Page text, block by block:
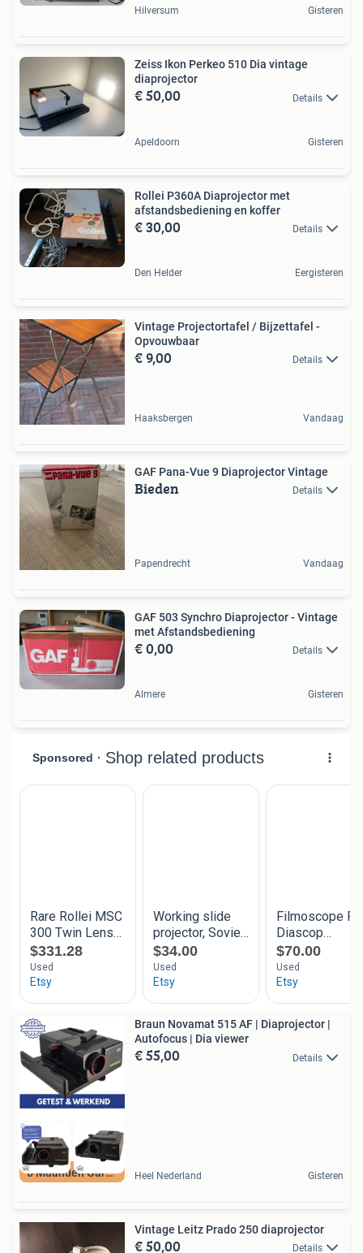
Hilversum Gisteren
Zeiss Ikon Perkeo 510 Dia vintage
diaprojector
€ 50,00 Details
Apeldoorn Gisteren
Rollei P360A Diaprojector met
afstandsbediening en koffer
€ 30,00 Details
Den Helder Eergisteren
Vintage Projectortafel / Bijzettafel -
Opvouwbaar
€ 9,00 Details
Haaksbergen Vandaag
GAF Pana-Vue 9 Diaprojector Vintage
Bieden Details
Papendrecht Vandaag
GAF 503 Synchro Diaprojector - Vintage
met Afstandsbediening
€ 0,00 Details
Almere Gisteren
6 Maanden Garantie
Braun Novamat 515 AF | Diaprojector |
Autofocus | Dia viewer
€ 55,00 Details
Heel Nederland Gisteren
Vintage Leitz Prado 250 diaprojector
€ 50,00 Details